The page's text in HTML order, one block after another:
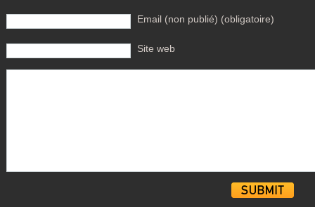
Email (non publié) (obligatoire)
Site web